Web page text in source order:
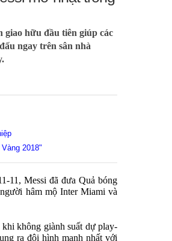
hữu đầu tiên giúp các
ngay trên sân nhà
2018"
11, Messi đã đưa Quả bóng
hâm mộ Inter Miami và
không giành suất dự play-
ra đội hình mạnh nhất với